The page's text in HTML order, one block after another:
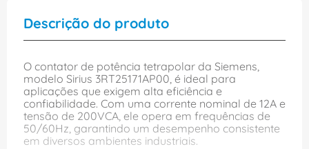
Descrição do produto
O contator de potência tetrapolar da Siemens,
modelo Sirius 3RT25171AP00, é ideal para
aplicações que exigem alta eficiência e
confiabilidade. Com uma corrente nominal de 12A e
tensão de 200VCA, ele opera em frequências de
50/60Hz, garantindo um desempenho consistente
em diversos ambientes industriais.